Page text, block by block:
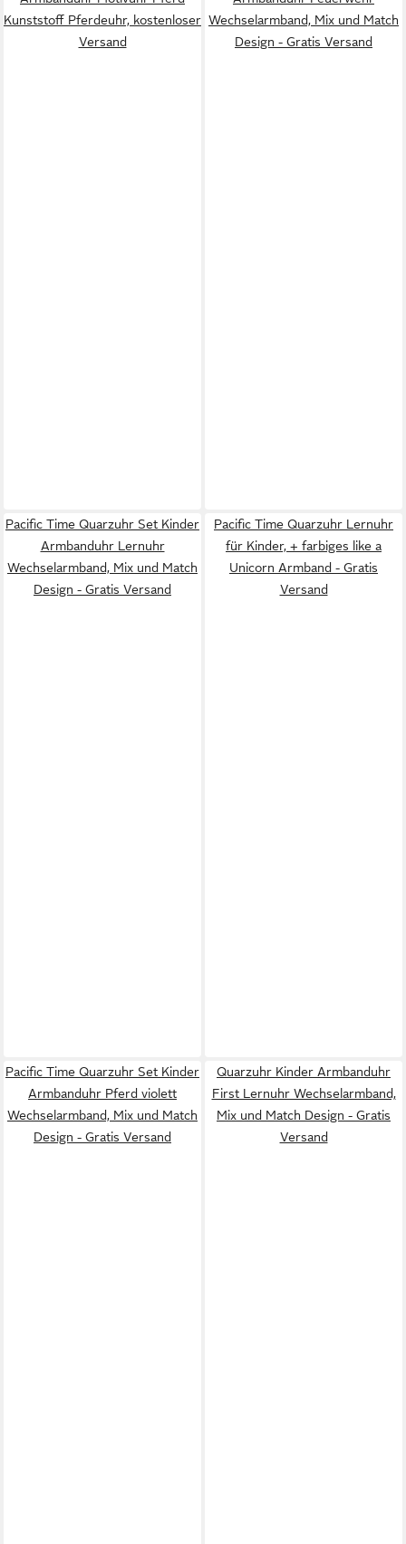
Kunststoff Pferdeuhr, kostenloser
Versand
Wechselarmband, Mix und Match
Design - Gratis Versand
Pacific Time Quarzuhr Set Kinder
Armbanduhr Lernuhr
Wechselarmband, Mix und Match
Design - Gratis Versand
Pacific Time Quarzuhr Lernuhr
für Kinder, + farbiges like a
Unicorn Armband - Gratis
Versand
Pacific Time Quarzuhr Set Kinder
Armbanduhr Pferd violett
Wechselarmband, Mix und Match
Design - Gratis Versand
Quarzuhr Kinder Armbanduhr
First Lernuhr Wechselarmband,
Mix und Match Design - Gratis
Versand